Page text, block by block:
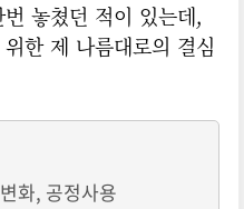
놓쳤던 적이 있는데,
한 제 나름대로의 결심
화, 공정사용